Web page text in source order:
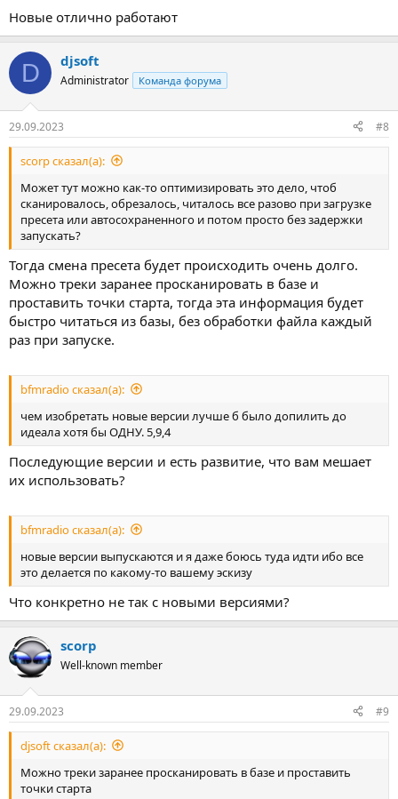
Новые отлично работают
D djsoft
Administrator Команда форума
29.09.2023 #8
scorp сказал(а):
Может тут можно как-то оптимизировать это дело, чтоб
сканировалось, обрезалось, читалось все разово при загрузке
пресета или автосохраненного и потом просто без задержки
запускать?
Тогда смена пресета будет происходить очень долго.
Можно треки заранее просканировать в базе и
проставить точки старта, тогда эта информация будет
быстро читаться из базы, без обработки файла каждый
раз при запуске.
bfmradio сказал(а):
чем изобретать новые версии лучше б было допилить до
идеала хотя бы ОДНУ. 5,9,4
Последующие версии и есть развитие, что вам мешает
их использовать?
bfmradio сказал(а):
новые версии выпускаются и я даже боюсь туда идти ибо все
это делается по какому-то вашему эскизу
Что конкретно не так с новыми версиями?
scorp
Well-known member
29.09.2023 #9
djsoft сказал(а):
Можно треки заранее просканировать в базе и проставить
точки старта